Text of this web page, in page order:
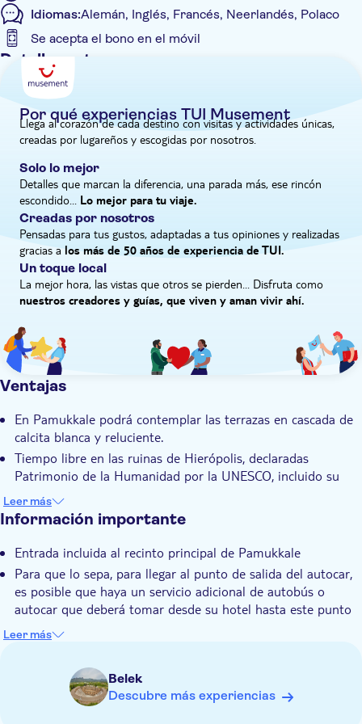
Idiomas:Alemán, Inglés, Francés, Neerlandés, Polaco
Se acepta el bono en el móvil
Detalles extra
Entrada incluida
Visita guiada
Confirmación al momento
Bono electrónico
Recogida en hotel
Por qué experiencias TUI Musement
Llega al corazón de cada destino con visitas y actividades únicas,
creadas por lugareños y escogidas por nosotros.
Solo lo mejor
Detalles que marcan la diferencia, una parada más, ese rincón
escondido...
Lo mejor para tu viaje.
Creadas por nosotros
Pensadas para tus gustos, adaptadas a tus opiniones y realizadas
gracias a los más de 50 años de experiencia de TUI.
Un toque local
La mejor hora, las vistas que otros se pierden... Disfruta como
nuestros creadores y guías, que viven y aman vivir ahí.
Ventajas
En Pamukkale podrá contemplar las terrazas en cascada de
calcita blanca y reluciente.
Tiempo libre en las ruinas de Hierópolis, declaradas
Patrimonio de la Humanidad por la UNESCO, incluido su
teatro griego.
Podrá sumergirse en las cálidas aguas de la piscina de
Cleopatra, reliquia viva de un antiguo balneario.
Evitará las multitudes y descubrirá dos de los lugares
históricos más preciados de Turquía.
Con un guía local que realmente sabe lo que hace, conocerá
a fondo la cultura turca.
Leer más
Información importante
Entrada incluida al recinto principal de Pamukkale
Para que lo sepa, para llegar al punto de salida del autocar,
es posible que haya un servicio adicional de autobús o
autocar que deberá tomar desde su hotel hasta este punto
de salida. Si tiene que coger este traslado hasta el autocar,
no llevará guía. El guía le estará esperando en el punto de
Tenga en cuenta que éste es nuestro recorrido de
temporada de invierno, sólo disponible entre el 1 de
Leer más
Belek
Descubre más experiencias